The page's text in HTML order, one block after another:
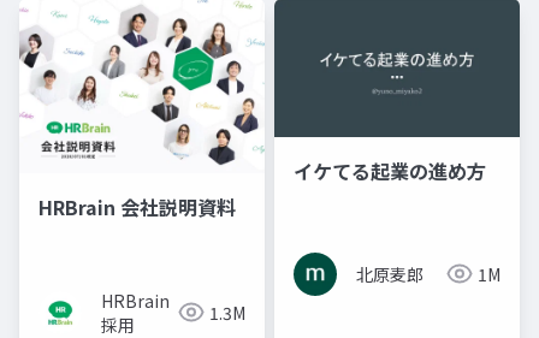
HRBrain 会社説明資料
HRBrain
採用
1.3M
イケてる起業の進め方
北原麦郎 1M